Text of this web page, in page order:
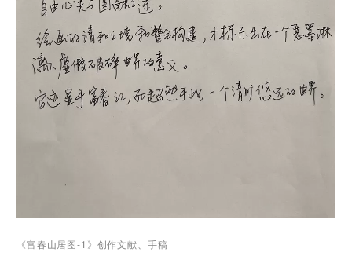
《富春山居图-1》创作文献、手稿